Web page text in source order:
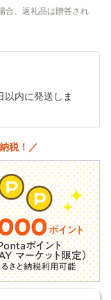
合、返礼品は贈答され
内に発送しま
税！／